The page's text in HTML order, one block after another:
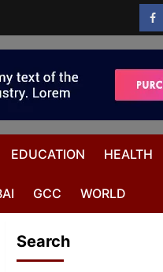
EDUCATION HEALTH
GCC WORLD
Search